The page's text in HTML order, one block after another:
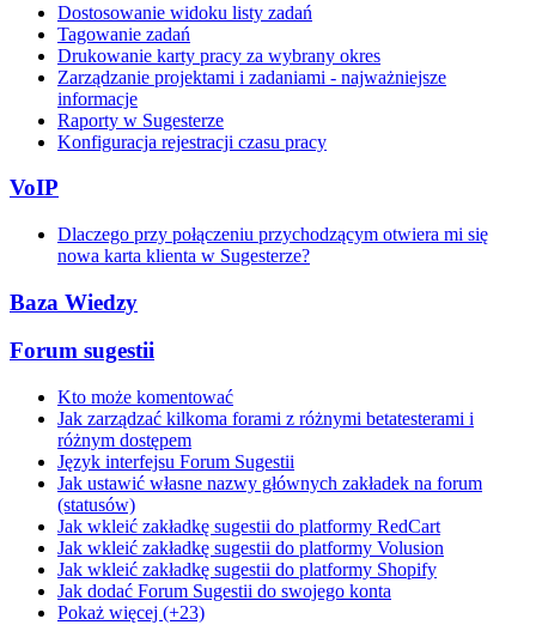
Dostosowanie widoku listy zadań
Tagowanie zadań
Drukowanie karty pracy za wybrany okres
Zarządzanie projektami i zadaniami - najważniejsze
informacje
Raporty w Sugesterze
Konfiguracja rejestracji czasu pracy
VoIP
Dlaczego przy połączeniu przychodzącym otwiera mi się
nowa karta klienta w Sugesterze?
Baza Wiedzy
Forum sugestii
Kto może komentować
Jak zarządzać kilkoma forami z różnymi betatesterami i
różnym dostępem
Język interfejsu Forum Sugestii
Jak ustawić własne nazwy głównych zakładek na forum
(statusów)
Jak wkleić zakładkę sugestii do platformy RedCart
Jak wkleić zakładkę sugestii do platformy Volusion
Jak wkleić zakładkę sugestii do platformy Shopify
Jak dodać Forum Sugestii do swojego konta
Pokaż więcej (+23)